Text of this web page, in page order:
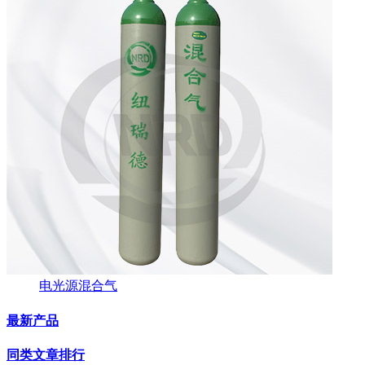
电光源混合气
最新产品
同类文章排行